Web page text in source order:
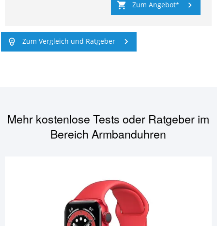
Zum Angebot
Zum Vergleich und Ratgeber
Mehr kostenlose Tests oder Ratgeber im
BereichArmbanduhren